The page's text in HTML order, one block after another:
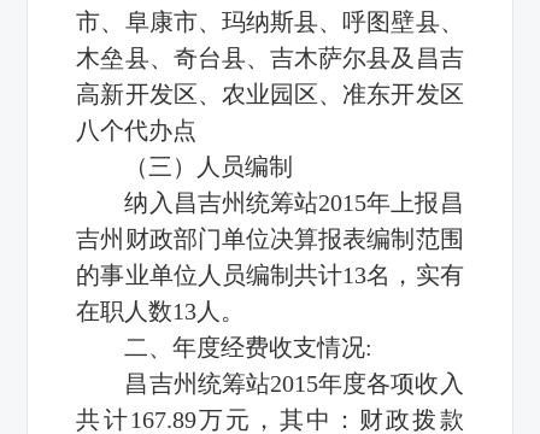
市、阜康市、玛纳斯县、呼图壁县、
木垒县、奇台县、吉木萨尔县及昌吉
高新开发区、农业园区、准东开发区
八个代办点
（三）人员编制
纳入昌吉州统筹站2015年上报昌
吉州财政部门单位决算报表编制范围
的事业单位人员编制共计13名，实有
在职人数13人。
二、年度经费收支情况:
昌吉州统筹站2015年度各项收入
共计167.89万元，其中：财政拨款